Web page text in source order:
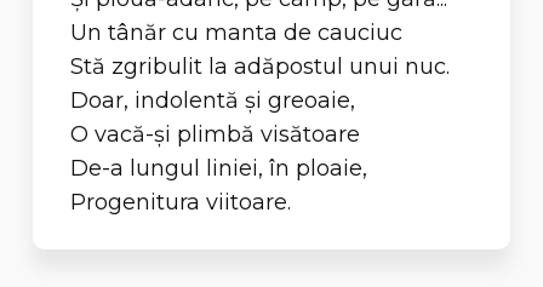
Un tânăr cu manta de cauciuc
Stă zgribulit la adăpostul unui nuc.
Doar, indolentă şi greoaie,
O vacă-şi plimbă visătoare
De-a lungul liniei, în ploaie,
Progenitura viitoare.